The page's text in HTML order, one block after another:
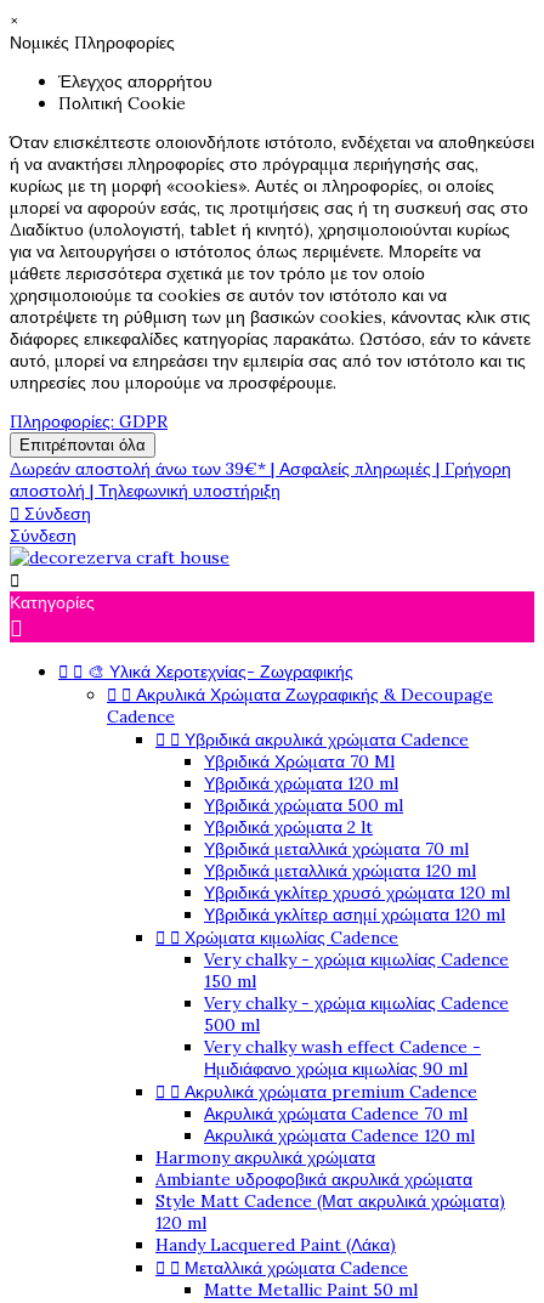
×
Νομικές Πληροφορίες
Έλεγχος απορρήτου
Πολιτική Cookie
Όταν επισκέπτεστε οποιονδήποτε ιστότοπο, ενδέχεται να αποθηκεύσει
ή να ανακτήσει πληροφορίες στο πρόγραμμα περιήγησής σας,
κυρίως με τη μορφή «cookies». Αυτές οι πληροφορίες, οι οποίες
μπορεί να αφορούν εσάς, τις προτιμήσεις σας ή τη συσκευή σας στο
Διαδίκτυο (υπολογιστή, tablet ή κινητό), χρησιμοποιούνται κυρίως
για να λειτουργήσει ο ιστότοπος όπως περιμένετε. Μπορείτε να
μάθετε περισσότερα σχετικά με τον τρόπο με τον οποίο
χρησιμοποιούμε τα cookies σε αυτόν τον ιστότοπο και να
αποτρέψετε τη ρύθμιση των μη βασικών cookies, κάνοντας κλικ στις
διάφορες επικεφαλίδες κατηγορίας παρακάτω. Ωστόσο, εάν το κάνετε
αυτό, μπορεί να επηρεάσει την εμπειρία σας από τον ιστότοπο και τις
υπηρεσίες που μπορούμε να προσφέρουμε.
Πληροφορίες: GDPR
Επιτρέπονται όλα
Δωρεάν αποστολή άνω των 39€* | Ασφαλείς πληρωμές | Γρήγορη
αποστολή | Τηλεφωνική υποστήριξη
 Σύνδεση
Σύνδεση

Κατηγορίες

  🎨 Υλικά Χεροτεχνίας- Ζωγραφικής
  Ακρυλικά Χρώματα Ζωγραφικής & Decoupage
Cadence
  Υβριδικά ακρυλικά χρώματα Cadence
Υβριδικά Χρώματα 70 Ml
Υβριδικά χρώματα 120 ml
Υβριδικά χρώματα 500 ml
Υβριδικά χρώματα 2 lt
Υβριδικά μεταλλικά χρώματα 70 ml
Υβριδικά μεταλλικά χρώματα 120 ml
Υβριδικά γκλίτερ χρυσό χρώματα 120 ml
Υβριδικά γκλίτερ ασημί χρώματα 120 ml
  Χρώματα κιμωλίας Cadence
Very chalky - χρώμα κιμωλίας Cadence
150 ml
Very chalky - χρώμα κιμωλίας Cadence
500 ml
Very chalky wash effect Cadence -
Ημιδιάφανο χρώμα κιμωλίας 90 ml
  Ακρυλικά χρώματα premium Cadence
Ακρυλικά χρώματα Cadence 70 ml
Ακρυλικά χρώματα Cadence 120 ml
Harmony ακρυλικά χρώματα
Ambiante υδροφοβικά ακρυλικά χρώματα
Style Matt Cadence (Ματ ακρυλικά χρώματα)
120 ml
Handy Lacquered Paint (Λάκα)
  Μεταλλικά χρώματα Cadence
Matte Metallic Paint 50 ml